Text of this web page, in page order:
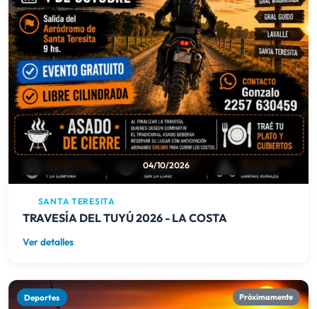
04/10/2026
SANTA TERESITA
TRAVESÍA DEL TUYÚ 2026 - LA COSTA
Ver detalles
Deportes Próximamente